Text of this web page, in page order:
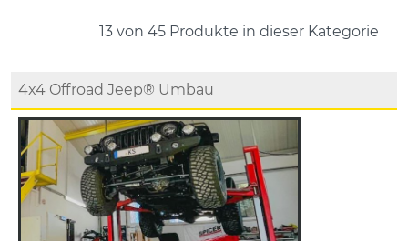
13 von 45 Produkte in dieser Kategorie
4x4 Offroad Jeep® Umbau